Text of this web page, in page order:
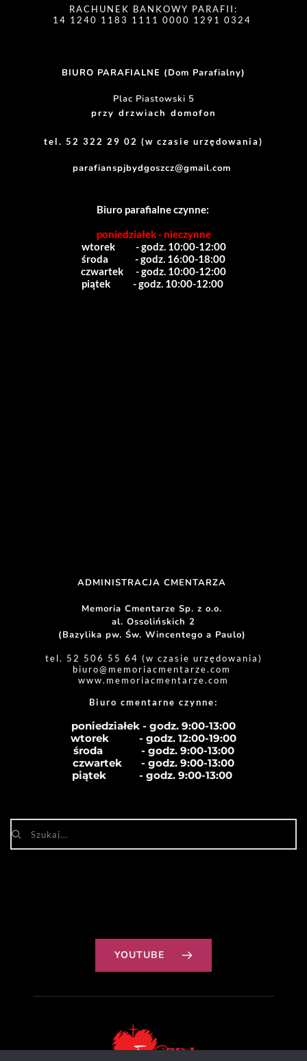
RACHUNEK BANKOWY PARAFII:
14 1240 1183 1111 0000 1291 0324
BIURO PARAFIALNE (Dom Parafialny)
Plac Piastowski 5
przy drzwiach domofon
tel. 52 322 29 02 (w czasie urzędowania)
parafianspjbydgoszcz@gmail.com
Biuro parafialne czynne:
poniedziałek - nieczynne
wtorek          - godz. 10:00-12:00
środa             - godz. 16:00-18:00
czwartek      - godz. 10:00-12:00
piątek           - godz. 10:00-12:00
ADMINISTRACJA CMENTARZA
Memoria Cmentarze Sp. z o.o.
al. Ossolińskich 2
(Bazylika pw. Św. Wincentego a Paulo)
tel. 52 506 55 64 (w czasie urzędowania)
biuro@memoriacmentarze.com
www.memoriacmentarze.com
Biuro cmentarne czynne:
poniedziałek - godz. 9:00-13:00
wtorek           - godz. 12:00-19:00
środa              - godz. 9:00-13:00
czwartek       - godz. 9:00-13:00
piątek            - godz. 9:00-13:00
YOUTUBE